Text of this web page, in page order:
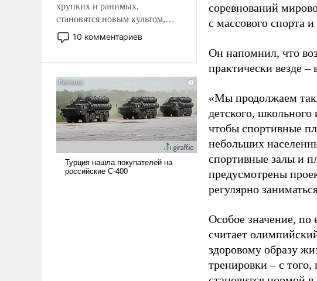
хрупких и ранимых,
становятся новым культом,
постепенно вытесняя и
отменяя традиционное
ударами судьбы, брать на себя
ответственность, помогать
слабым, идти вперед и
адаптироваться.
10 комментариев
соревнований
с массового спорта
Он напомнил, что
практически везде
«Мы продолжаем
детского,
чтобы спортивные
небольших
спортивные залы и
предусмотрены
регулярно
Особое значение,
считает
здоровому образу
тренировки – с того,